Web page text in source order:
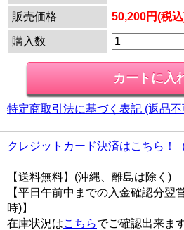
販売価格
50,200円(税
購入数
特定商取引法に基づく表記 (返品
クレジットカード決済はこちら！
【送料無料】(沖縄、離島は除く)
【平日午前中までの入金確認分翌
時)】
在庫状況はこちらでご確認出来ます